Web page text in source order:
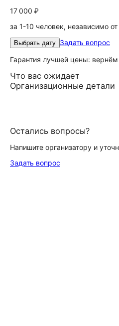
17 000 ₽
за 1-10 человек, независимо
Выбрать дату Задать вопрос
Гарантия лучшей цены:
Что вас ожидает
Организационные детали
Остались вопросы?
Напишите организатору и
Задать вопрос